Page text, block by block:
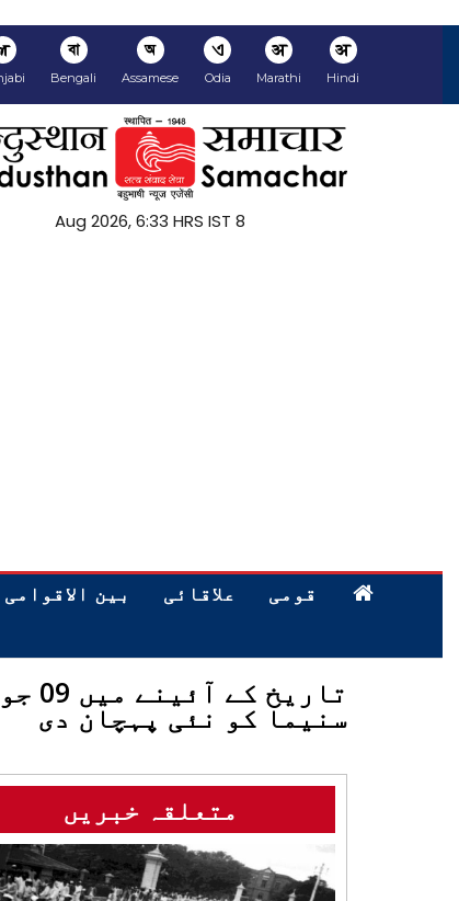
अ
Hindi
अ
Marathi
ଏ
Odia
অ
Assamese
বা
Bengali
8 Aug 2026, 6:33 HRS IST
قومی علاقائی بین الاقوامی
سنیما کو نئی پہچان دی
متعلقہ خبریں